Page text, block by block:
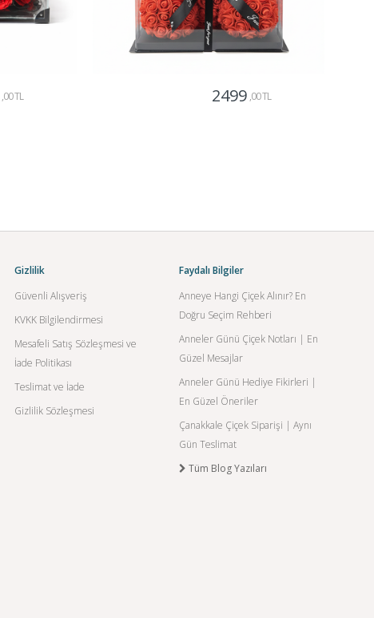
,00 TL 2499 ,00 TL
Gizlilik
Güvenli Alışveriş
KVKK Bilgilendirmesi
Mesafeli Satış Sözleşmesi ve
İade Politikası
Teslimat ve İade
Gizlilik Sözleşmesi
Faydalı Bilgiler
Anneye Hangi Çiçek Alınır? En
Doğru Seçim Rehberi
Anneler Günü Çiçek Notları | En
Güzel Mesajlar
Anneler Günü Hediye Fikirleri |
En Güzel Öneriler
Çanakkale Çiçek Siparişi | Aynı
Gün Teslimat
Tüm Blog Yazıları